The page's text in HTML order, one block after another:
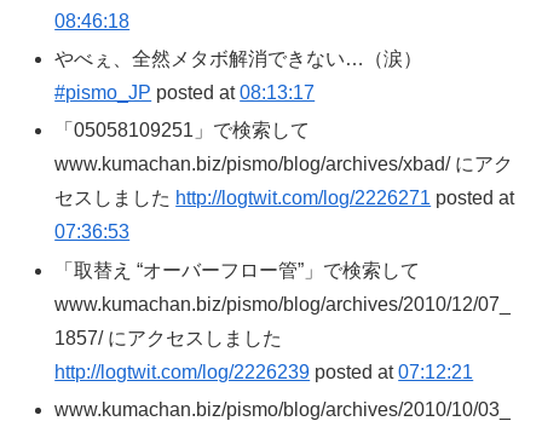
08:46:18
やべぇ、全然メタボ解消できない…（涙）
#pismo_JP posted at08:13:17
「05058109251」で検索して
www.kumachan.biz/pismo/blog/archives/xbad/ にアク
セスしました http://logtwit.com/log/2226271 posted at
07:36:53
「取替え “オーバーフロー管”」で検索して
www.kumachan.biz/pismo/blog/archives/2010/12/07_
1857/ にアクセスしました
http://logtwit.com/log/2226239 posted at07:12:21
www.kumachan.biz/pismo/blog/archives/2010/10/03_